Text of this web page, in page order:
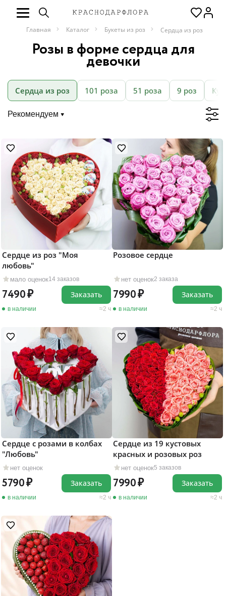
Главная Каталог Букеты из роз Сердца из роз
Розы в форме сердца для
девочки
Сердца из роз 101 роза 51 роза 9 роз
Рекомендуем
мало оценок14 заказов
Сердце из роз "Моя
любовь"
7490
в наличии 2 ч
Заказать
нет оценок2 заказа
Розовое сердце
7990
в наличии 2 ч
Заказать
нет оценок
Сердце с розами в колбах
"Любовь"
5790
в наличии 2 ч
Заказать
нет оценок5 заказов
Сердце из 19 кустовых
красных и розовых роз
7990
в наличии 2 ч
Заказать